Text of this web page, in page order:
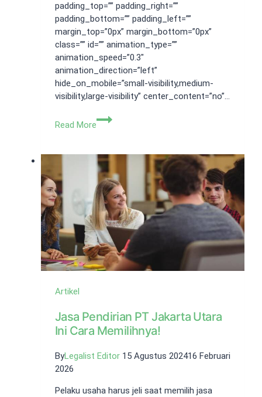
padding_top=”” padding_right=””
padding_bottom=”” padding_left=””
margin_top=”0px” margin_bottom=”0px”
class=”” id=”” animation_type=””
animation_speed=”0.3″
animation_direction=”left”
hide_on_mobile=”small-visibility,medium-
visibility,large-visibility” center_content=”no”…
Read More
Jasa
Di
Depok
Cepat
dan
Mudah
Artikel
Jasa Pendirian PT Jakarta Utara
Ini Cara Memilihnya!
ByLegalist Editor 15 Agustus 202416 Februari
2026
Pelaku usaha harus jeli saat memilih jasa